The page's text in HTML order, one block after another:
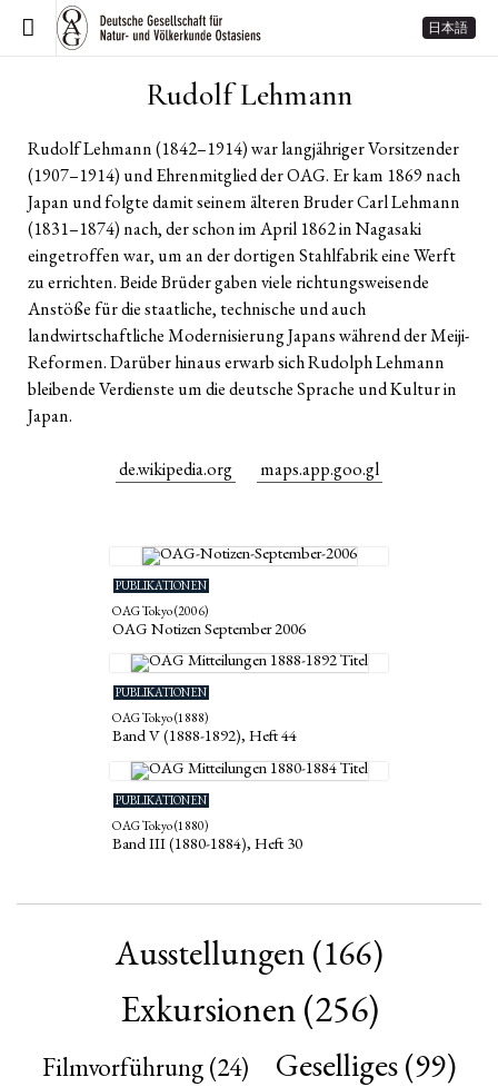
日本語
Rudolf Lehmann
Rudolf Lehmann (1842–1914) war langjähriger Vorsitzender
(1907–1914) und Ehrenmitglied der OAG. Er kam 1869 nach
Japan und folgte damit seinem älteren Bruder Carl Lehmann
(1831–1874) nach, der schon im April 1862 in Nagasaki
eingetroffen war, um an der dortigen Stahlfabrik eine Werft
zu errichten. Beide Brüder gaben viele richtungsweisende
Anstöße für die staatliche, technische und auch
landwirtschaftliche Modernisierung Japans während der Meiji-
Reformen. Darüber hinaus erwarb sich Rudolph Lehmann
bleibende Verdienste um die deutsche Sprache und Kultur in
Japan.
de.wikipedia.org maps.app.goo.gl
PUBLIKATIONEN
OAG Tokyo (2006)
OAG Notizen September 2006
PUBLIKATIONEN
OAG Tokyo (1888)
Band V (1888-1892), Heft 44
PUBLIKATIONEN
OAG Tokyo (1880)
Band III (1880-1884), Heft 30
Ausstellungen (166)
Exkursionen(256)
Filmvorführung(24) Geselliges(99)